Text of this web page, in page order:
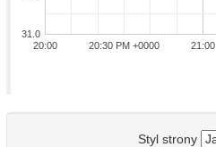
20:00 21:00
20:30 PM +0000
31.0
Styl strony